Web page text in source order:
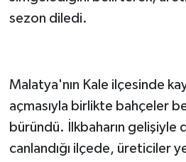
sezon diledi.
Malatya'nın Kale ilçesinde
açmasıyla birlikte bahçeler
büründü. İlkbaharın gelişiyle
canlandığı ilçede, üreticiler